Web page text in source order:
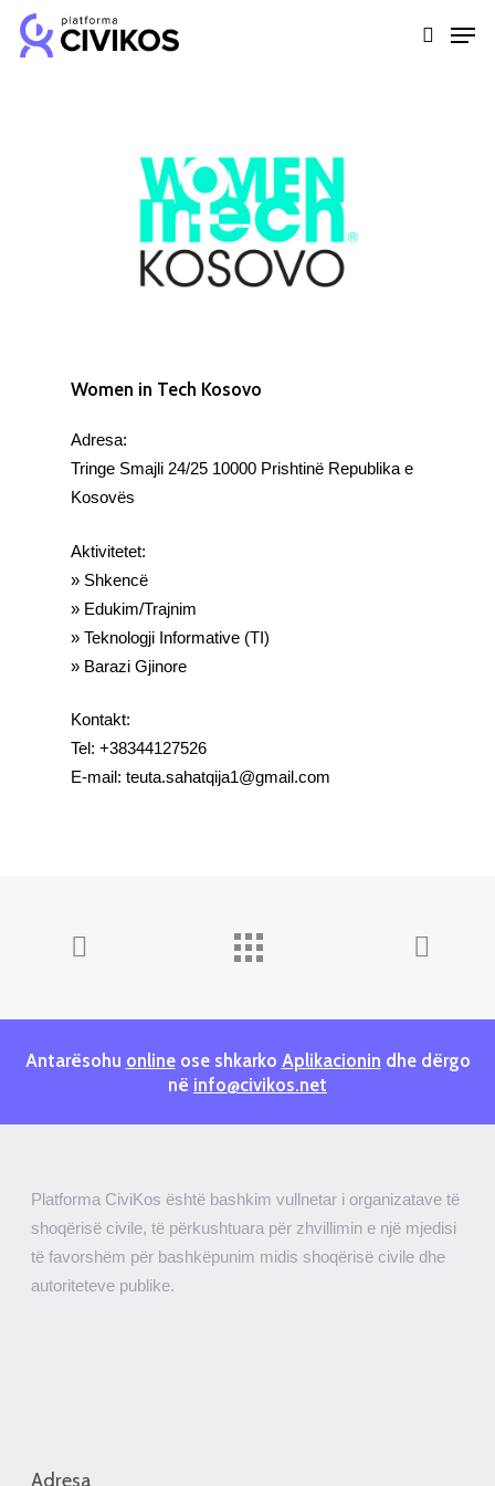
Skip
search
Women in Tech Kosovo
Adresa:
Tringe Smajli 24/25 10000 Prishtinë Republika e
Kosovës
Aktivitetet:
» Shkencë
» Edukim/Trajnim
» Teknologji Informative (TI)
» Barazi Gjinore
Kontakt:
Tel: +38344127526
E-mail: teuta.sahatqija1@gmail.com
Antarësohu onlineose shkarko Aplikacionin dhe dërgo
në info@civikos.net
Platforma CiviKos është bashkim vullnetar i organizatave të
shoqërisë civile, të përkushtuara për zhvillimin e një mjedisi
të favorshëm për bashkëpunim midis shoqërisë civile dhe
autoriteteve publike.
Adresa